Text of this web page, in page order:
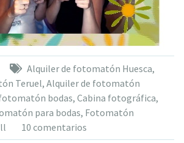
Alquiler de fotomatón Huesca,
Teruel, Alquiler de fotomatón
bodas, Cabina fotográfica,
para bodas, Fotomatón
10 comentarios